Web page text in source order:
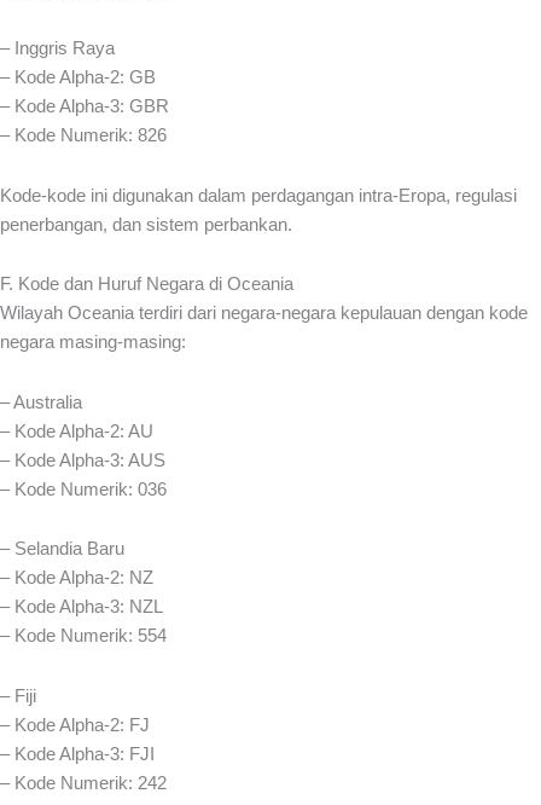
– Inggris Raya
– Kode Alpha-2: GB
– Kode Alpha-3: GBR
– Kode Numerik: 826
Kode-kode ini digunakan dalam perdagangan intra-Eropa, regulasi
penerbangan, dan sistem perbankan.
F. Kode dan Huruf Negara di Oceania
Wilayah Oceania terdiri dari negara-negara kepulauan dengan kode
negara masing-masing:
– Australia
– Kode Alpha-2: AU
– Kode Alpha-3: AUS
– Kode Numerik: 036
– Selandia Baru
– Kode Alpha-2: NZ
– Kode Alpha-3: NZL
– Kode Numerik: 554
– Fiji
– Kode Alpha-2: FJ
– Kode Alpha-3: FJI
– Kode Numerik: 242